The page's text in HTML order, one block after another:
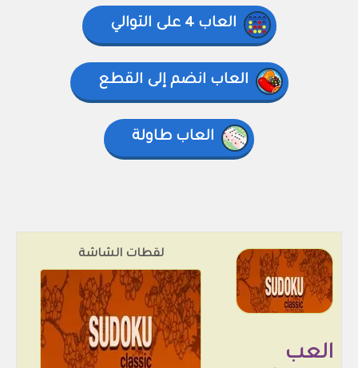
العاب 4 على التوالي
العاب انضم إلى القطع
العاب طاولة
لقطات الشاشة
العب